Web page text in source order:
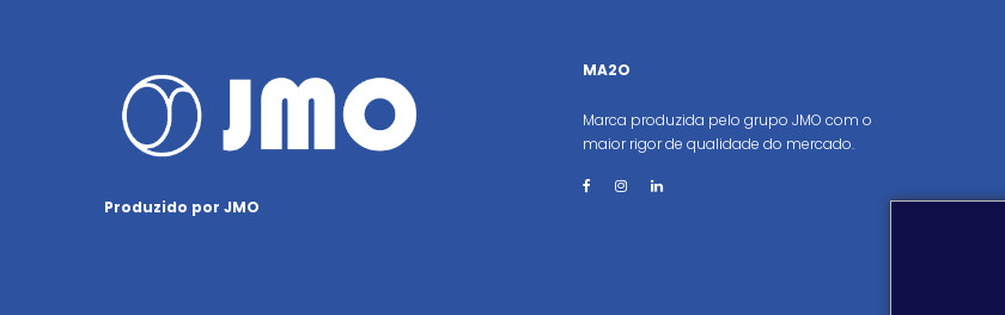
Produzido por JMO
MA2O
Marca produzida pelo grupo JMO com o
maior rigor de qualidade do mercado.